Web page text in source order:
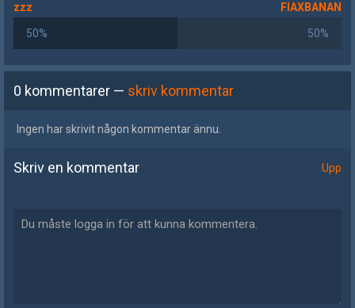
zzz FlAXBANAN
50% 50%
0 kommentarer — skriv kommentar
Ingen har skrivit någon kommentar ännu.
Skriv en kommentar Upp